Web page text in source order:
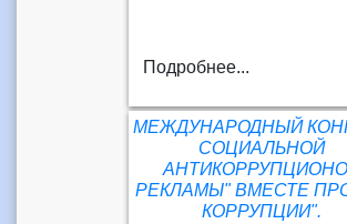
Подробнее...
МЕЖДУНАРОДНЫЙ
СОЦИАЛЬНОЙ
РЕКЛАМЫ" ВМЕСТЕ
КОРРУПЦИИ".